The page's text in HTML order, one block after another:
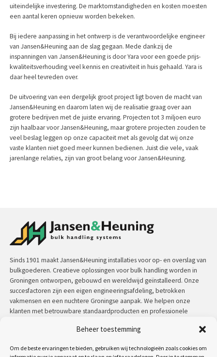
Beheer toestemming
Om de beste ervaringen te bieden, gebruiken wij technologieën zoals cookies om
uiteindelijke investering. De marktomstandigheden en kosten moesten
een aantal keren opnieuw worden bekeken.
Bij iedere aanpassing in het ontwerp is de verantwoordelijke engineer
van Jansen&Heuning aan de slag gegaan. Mede dankzij de
inspanningen van Jansen&Heuning is door Yara voor een goede prijs-
kwaliteitsverhouding veel kennis en creativiteit in huis gehaald. Yara is
daar heel tevreden over.
De uitvoering van een dergelijk groot project ligt boven de macht van
Jansen&Heuning en daarom laten wij de realisatie graag over aan
grotere bedrijven met de juiste ervaring. Projecten tot 3 miljoen euro
zijn haalbaar voor Jansen&Heuning, maar grotere projecten zouden te
veel beslag leggen op onze capaciteit met als gevolg dat wij onze
vaste klanten niet goed meer kunnen bedienen. Juist die vele, vaak
jarenlange relaties, zijn van groot belang voor Jansen&Heuning.
Sinds 1901 maakt Jansen&Heuning installaties voor op- en overslag van
bulkgoederen. Creatieve oplossingen voor bulk handling worden in
Groningen ontworpen, gebouwd en wereldwijd geïnstalleerd. Onze
succesfactoren zijn een eigen engineeringsafdeling, betrokken
vakmensen en een nuchtere Groningse aanpak. We helpen onze
klanten met betrouwbare standaardproducten en professionele